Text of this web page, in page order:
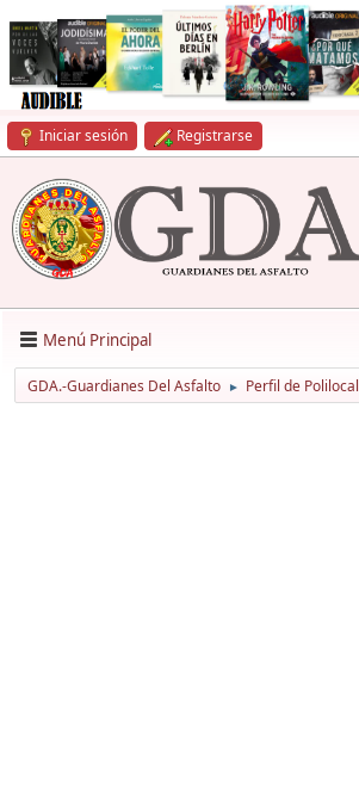
Iniciar sesión Registrarse
Menú Principal
GDA.-Guardianes Del Asfalto ► Perfil de Polilocal